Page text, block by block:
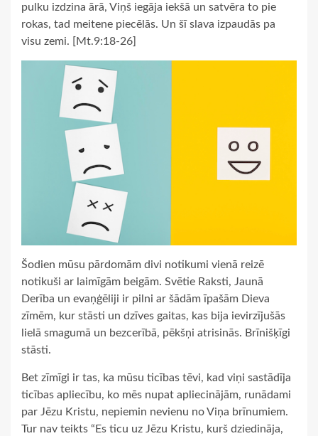
pulku izdzina ārā, Viņš iegāja iekšā un satvēra to pie
rokas, tad meitene piecēlās. Un šī slava izpaudās pa
visu zemi. [Mt.9:18-26]
Šodien mūsu pārdomām divi notikumi vienā reizē
notikuši ar laimīgām beigām. Svētie Raksti, Jaunā
Derība un evaņģēliji ir pilni ar šādām īpašām Dieva
zīmēm, kur stāsti un dzīves gaitas, kas bija ievirzījušās
lielā smagumā un bezcerībā, pēkšņi atrisinās. Brīnišķīgi
stāsti.
Bet zīmīgi ir tas, ka mūsu ticības tēvi, kad viņi sastādīja
ticības apliecību, ko mēs nupat apliecinājām, runādami
par Jēzu Kristu, nepiemin nevienu no Viņa brīnumiem.
Tur nav teikts “Es ticu uz Jēzu Kristu, kurš dziedināja,